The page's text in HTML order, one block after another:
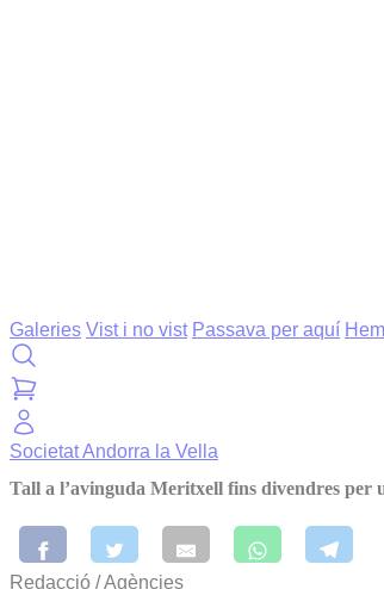
Galeries Vist i no vist Passava per aquí
SocietatAndorra la Vella
Tall a l’avinguda Meritxell fins divendres per
Redacció / Agències